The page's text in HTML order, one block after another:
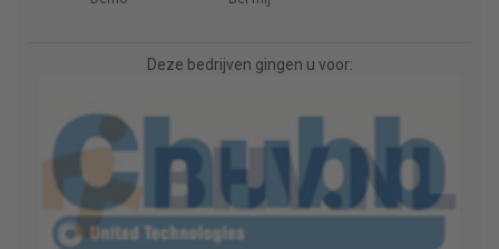
Deze bedrijven gingen u voor: